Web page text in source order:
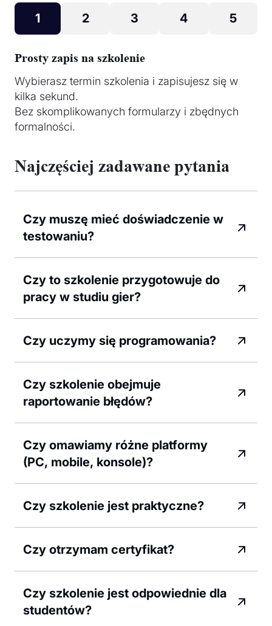
1 2 3 4 5
Prosty zapis na szkolenie
Wybierasz termin szkolenia i zapisujesz się w
kilka sekund.
Bez skomplikowanych formularzy i zbędnych
formalności.
Najczęściej zadawane pytania
Czy muszę mieć doświadczenie w
testowaniu?
Czy to szkolenie przygotowuje do
pracy w studiu gier?
Czy uczymy się programowania?
Czy szkolenie obejmuje
raportowanie błędów?
Czy omawiamy różne platformy
(PC, mobile, konsole)?
Czy szkolenie jest praktyczne?
Czy otrzymam certyfikat?
Czy szkolenie jest odpowiednie dla
studentów?